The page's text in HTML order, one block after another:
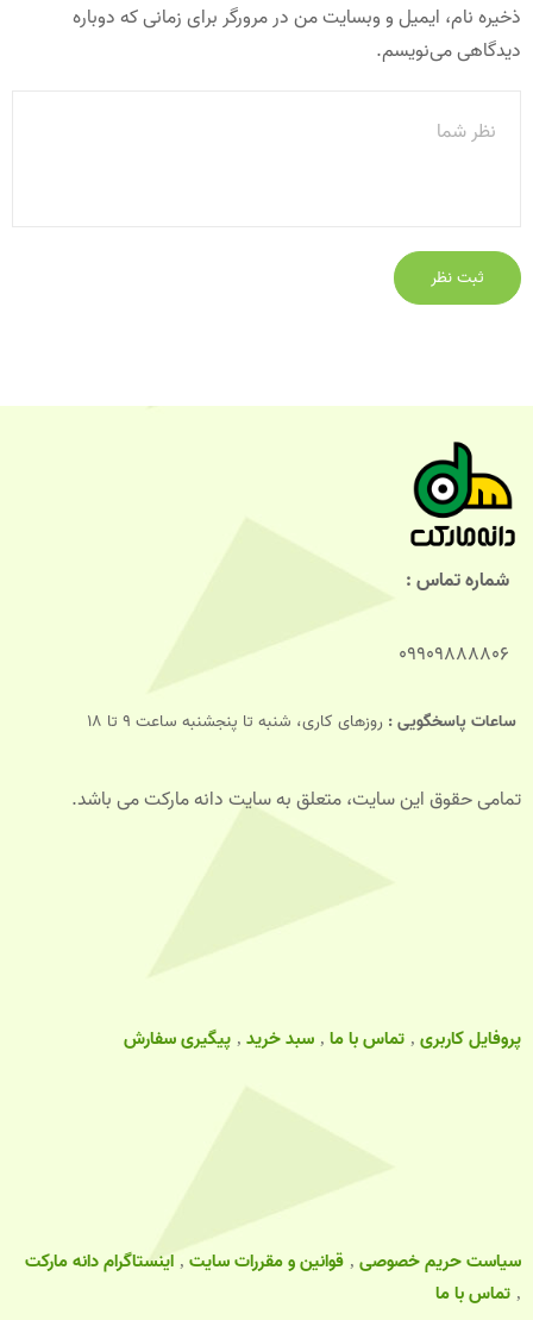
ذخیره نام، ایمیل و وبسایت من در مرورگر برای زمانی که دوباره
دیدگاهی می‌نویسم.
شماره تماس :
09909888806
ساعات پاسخگویی : روزهای کاری، شنبه تا پنجشنبه ساعت 9 تا 18
تمامی حقوق این سایت، متعلق به سایت دانه مارکت می باشد.
پروفایل کاربری تماس با ما سبد خرید پیگیری سفارش
سیاست حریم خصوصی قوانین و مقررات سایت اینستاگرام دانه مارکت
تماس با ما